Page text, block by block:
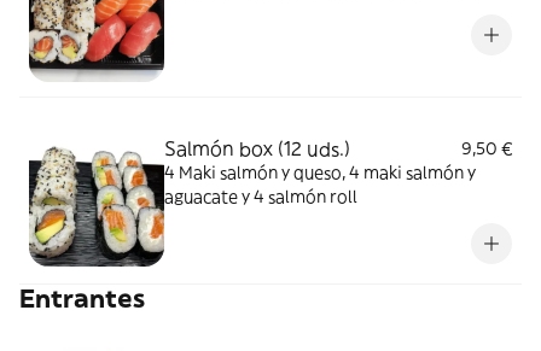
Salmón box (12 uds.)
9,50 €
4 Maki salmón y queso, 4 maki salmón y
aguacate y 4 salmón roll
Entrantes